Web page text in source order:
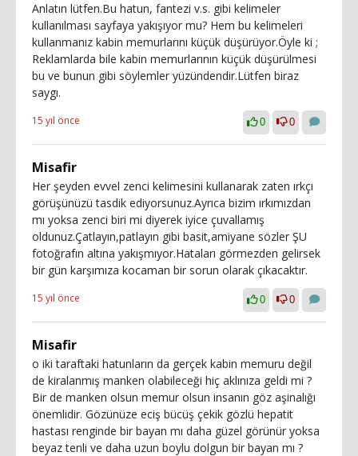
Anlatın lütfen.Bu hatun, fantezi v.s. gibi kelimeler
kullanılması sayfaya yakışıyor mu? Hem bu kelimeleri
kullanmanız kabin memurlarını küçük düşürüyor.Öyle ki ;
Reklamlarda bile kabin memurlarının küçük düşürülmesi
bu ve bunun gibi söylemler yüzündendir.Lütfen biraz
saygı.
15 yıl önce 0 0
Misafir
Her şeyden evvel zenci kelimesini kullanarak zaten ırkçı
görüşünüzü tasdik ediyorsunuz.Ayrıca bizim ırkımızdan
mı yoksa zenci biri mi diyerek iyice çuvallamış
oldunuz.Çatlayın,patlayın gibi basit,amiyane sözler ŞU
fotoğrafın altına yakışmıyor.Hataları görmezden gelirsek
bir gün karşımıza kocaman bir sorun olarak çıkacaktır.
15 yıl önce 0 0
Misafir
o iki taraftaki hatunların da gerçek kabin memuru değil
de kiralanmış manken olabileceği hiç aklınıza geldi mi ?
Bir de manken olsun memur olsun insanın göz aşinalığı
önemlidir. Gözünüze eciş bücüş çekik gözlü hepatit
hastası renginde bir bayan mı daha güzel görünür yoksa
beyaz tenli ve daha uzun boylu dolgun bir bayan mı ?